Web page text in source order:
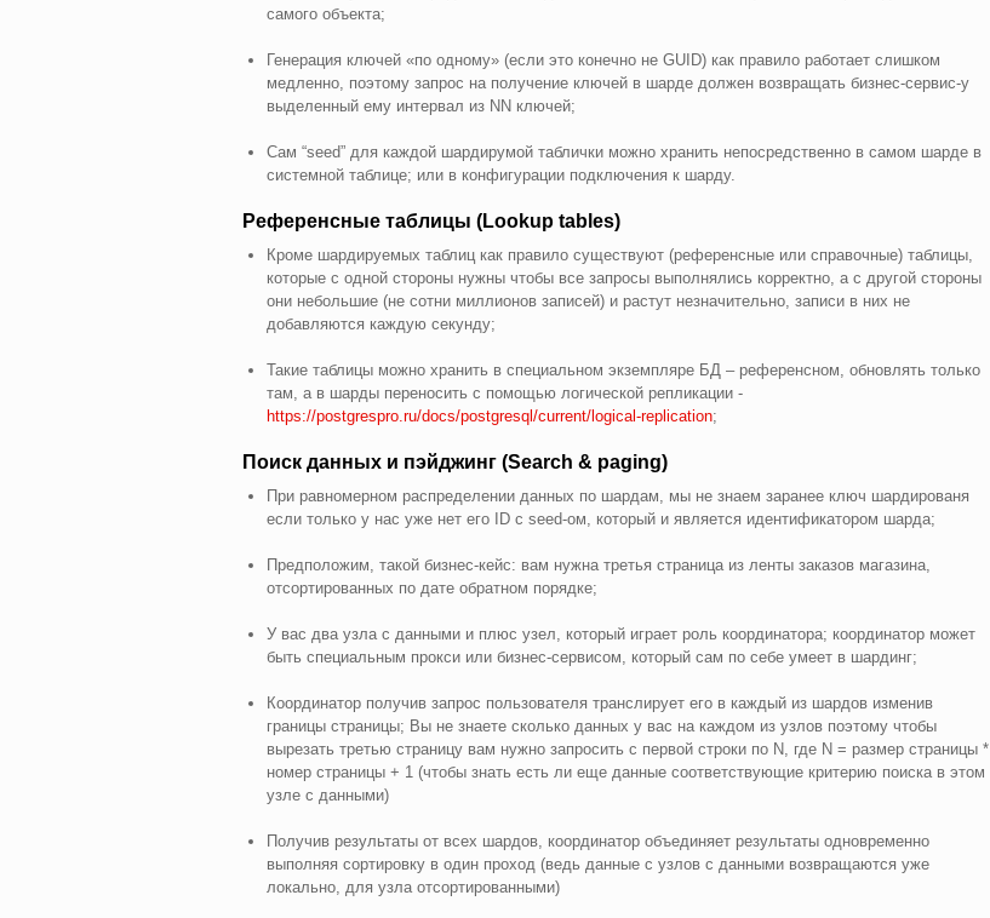
самого объекта;
Генерация ключей «по одному» (если это конечно не GUID) как правило работает слишком
медленно, поэтому запрос на получение ключей в шарде должен возвращать бизнес-сервис-у
выделенный ему интервал из NN ключей;
Сам “seed” для каждой шардирумой таблички можно хранить непосредственно в самом шарде в
системной таблице; или в конфигурации подключения к шарду.
Референсные таблицы (Lookup tables)
Кроме шардируемых таблиц как правило существуют (референсные или справочные) таблицы,
которые с одной стороны нужны чтобы все запросы выполнялись корректно, а с другой стороны
они небольшие (не сотни миллионов записей) и растут незначительно, записи в них не
добавляются каждую секунду;
Такие таблицы можно хранить в специальном экземпляре БД – референсном, обновлять только
там, а в шарды переносить с помощью логической репликации -
https://postgrespro.ru/docs/postgresql/current/logical-replication;
Поиск данных и пэйджинг (Search & paging)
При равномерном распределении данных по шардам, мы не знаем заранее ключ шардированя
если только у нас уже нет его ID с seed-ом, который и является идентификатором шарда;
Предположим, такой бизнес-кейс: вам нужна третья страница из ленты заказов магазина,
отсортированных по дате обратном порядке;
У вас два узла с данными и плюс узел, который играет роль координатора; координатор может
быть специальным прокси или бизнес-сервисом, который сам по себе умеет в шардинг;
Координатор получив запрос пользователя транслирует его в каждый из шардов изменив
границы страницы; Вы не знаете сколько данных у вас на каждом из узлов поэтому чтобы
вырезать третью страницу вам нужно запросить с первой строки по N, где N = размер страницы *
номер страницы + 1 (чтобы знать есть ли еще данные соответствующие критерию поиска в этом
узле с данными)
Получив результаты от всех шардов, координатор объединяет результаты одновременно
выполняя сортировку в один проход (ведь данные с узлов с данными возвращаются уже
локально, для узла отсортированными)